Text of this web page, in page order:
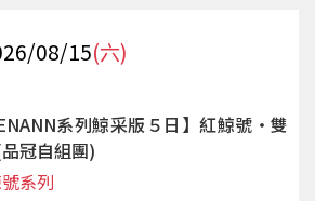
08/15(六)
系列鯨采版５日】紅鯨號‧雙
冠自組團)
系列